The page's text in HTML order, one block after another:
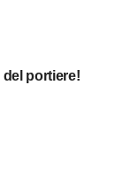
del portiere!